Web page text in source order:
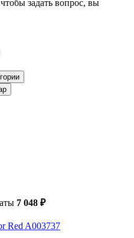
задать вопрос, вы
7 048 ₽
Red A003737